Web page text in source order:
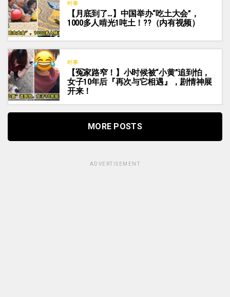
时事
【月底到了…】中国举办“吃土大会”，
1000多人啃光1吨土！??（内有视频）
时事
【冤家路窄！】小时候被“小黄”追到怕，
女子10年后『再次与它相遇』，剧情神展
开来！
MORE POSTS
ADVERTISEMENT